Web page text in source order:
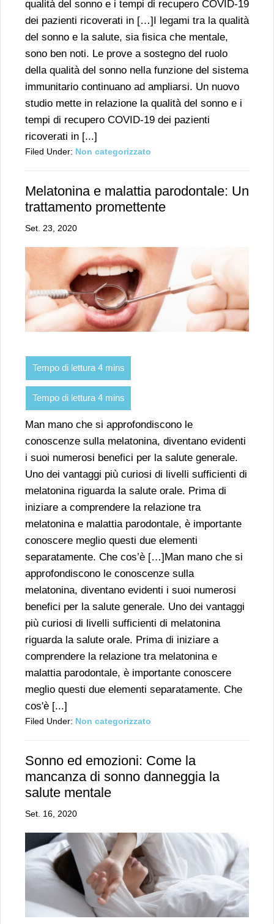
qualità del sonno e i tempi di recupero COVID-19
dei pazienti ricoverati in […]I legami tra la qualità
del sonno e la salute, sia fisica che mentale,
sono ben noti. Le prove a sostegno del ruolo
della qualità del sonno nella funzione del sistema
immunitario continuano ad ampliarsi. Un nuovo
studio mette in relazione la qualità del sonno e i
tempi di recupero COVID-19 dei pazienti
ricoverati in [...]
Filed Under: Non categorizzato
Melatonina e malattia parodontale: Un
trattamento promettente
Set. 23, 2020
Man mano che si approfondiscono le
conoscenze sulla melatonina, diventano evidenti
i suoi numerosi benefici per la salute generale.
Uno dei vantaggi più curiosi di livelli sufficienti di
melatonina riguarda la salute orale. Prima di
iniziare a comprendere la relazione tra
melatonina e malattia parodontale, è importante
conoscere meglio questi due elementi
separatamente. Che cos’è […]Man mano che si
approfondiscono le conoscenze sulla
melatonina, diventano evidenti i suoi numerosi
benefici per la salute generale. Uno dei vantaggi
più curiosi di livelli sufficienti di melatonina
riguarda la salute orale. Prima di iniziare a
comprendere la relazione tra melatonina e
malattia parodontale, è importante conoscere
meglio questi due elementi separatamente. Che
cos'è [...]
Filed Under: Non categorizzato
Sonno ed emozioni: Come la
mancanza di sonno danneggia la
salute mentale
Set. 16, 2020